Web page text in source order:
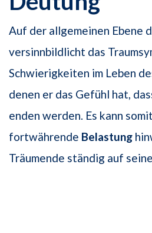
Auf der allgemeinen Ebene
versinnbildlicht das
Schwierigkeiten im Leben
denen er das Gefühl hat,
enden werden. Es kann
fortwährende Belastung
Träumende ständig auf